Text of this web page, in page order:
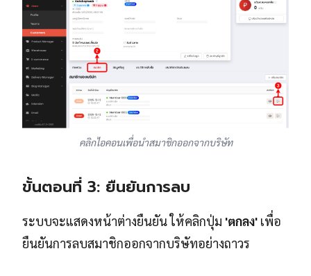
คลิกไอคอนเพื่อนำสมาชิกออกจากบริษัท
ขั้นตอนที่ 3: ยืนยันการลบ
ระบบจะแสดงหน้าต่างยืนยัน ให้คลิกปุ่ม 'ตกลง' เพื่อ
ยืนยันการลบสมาชิกออกจากบริษัทอย่างถาวร